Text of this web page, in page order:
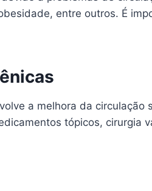
entre outros. É
a melhora da
tópicos, cirurgia